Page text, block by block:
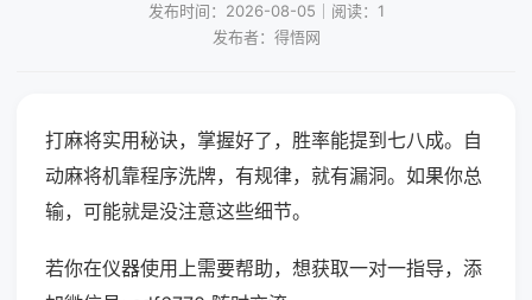
发布时间：2026-08-05｜阅读：1
发布者：得悟网
打麻将实用秘诀，掌握好了，胜率能提到七八成。自
动麻将机靠程序洗牌，有规律，就有漏洞。如果你总
输，可能就是没注意这些细节。
若你在仪器使用上需要帮助，想获取一对一指导，添